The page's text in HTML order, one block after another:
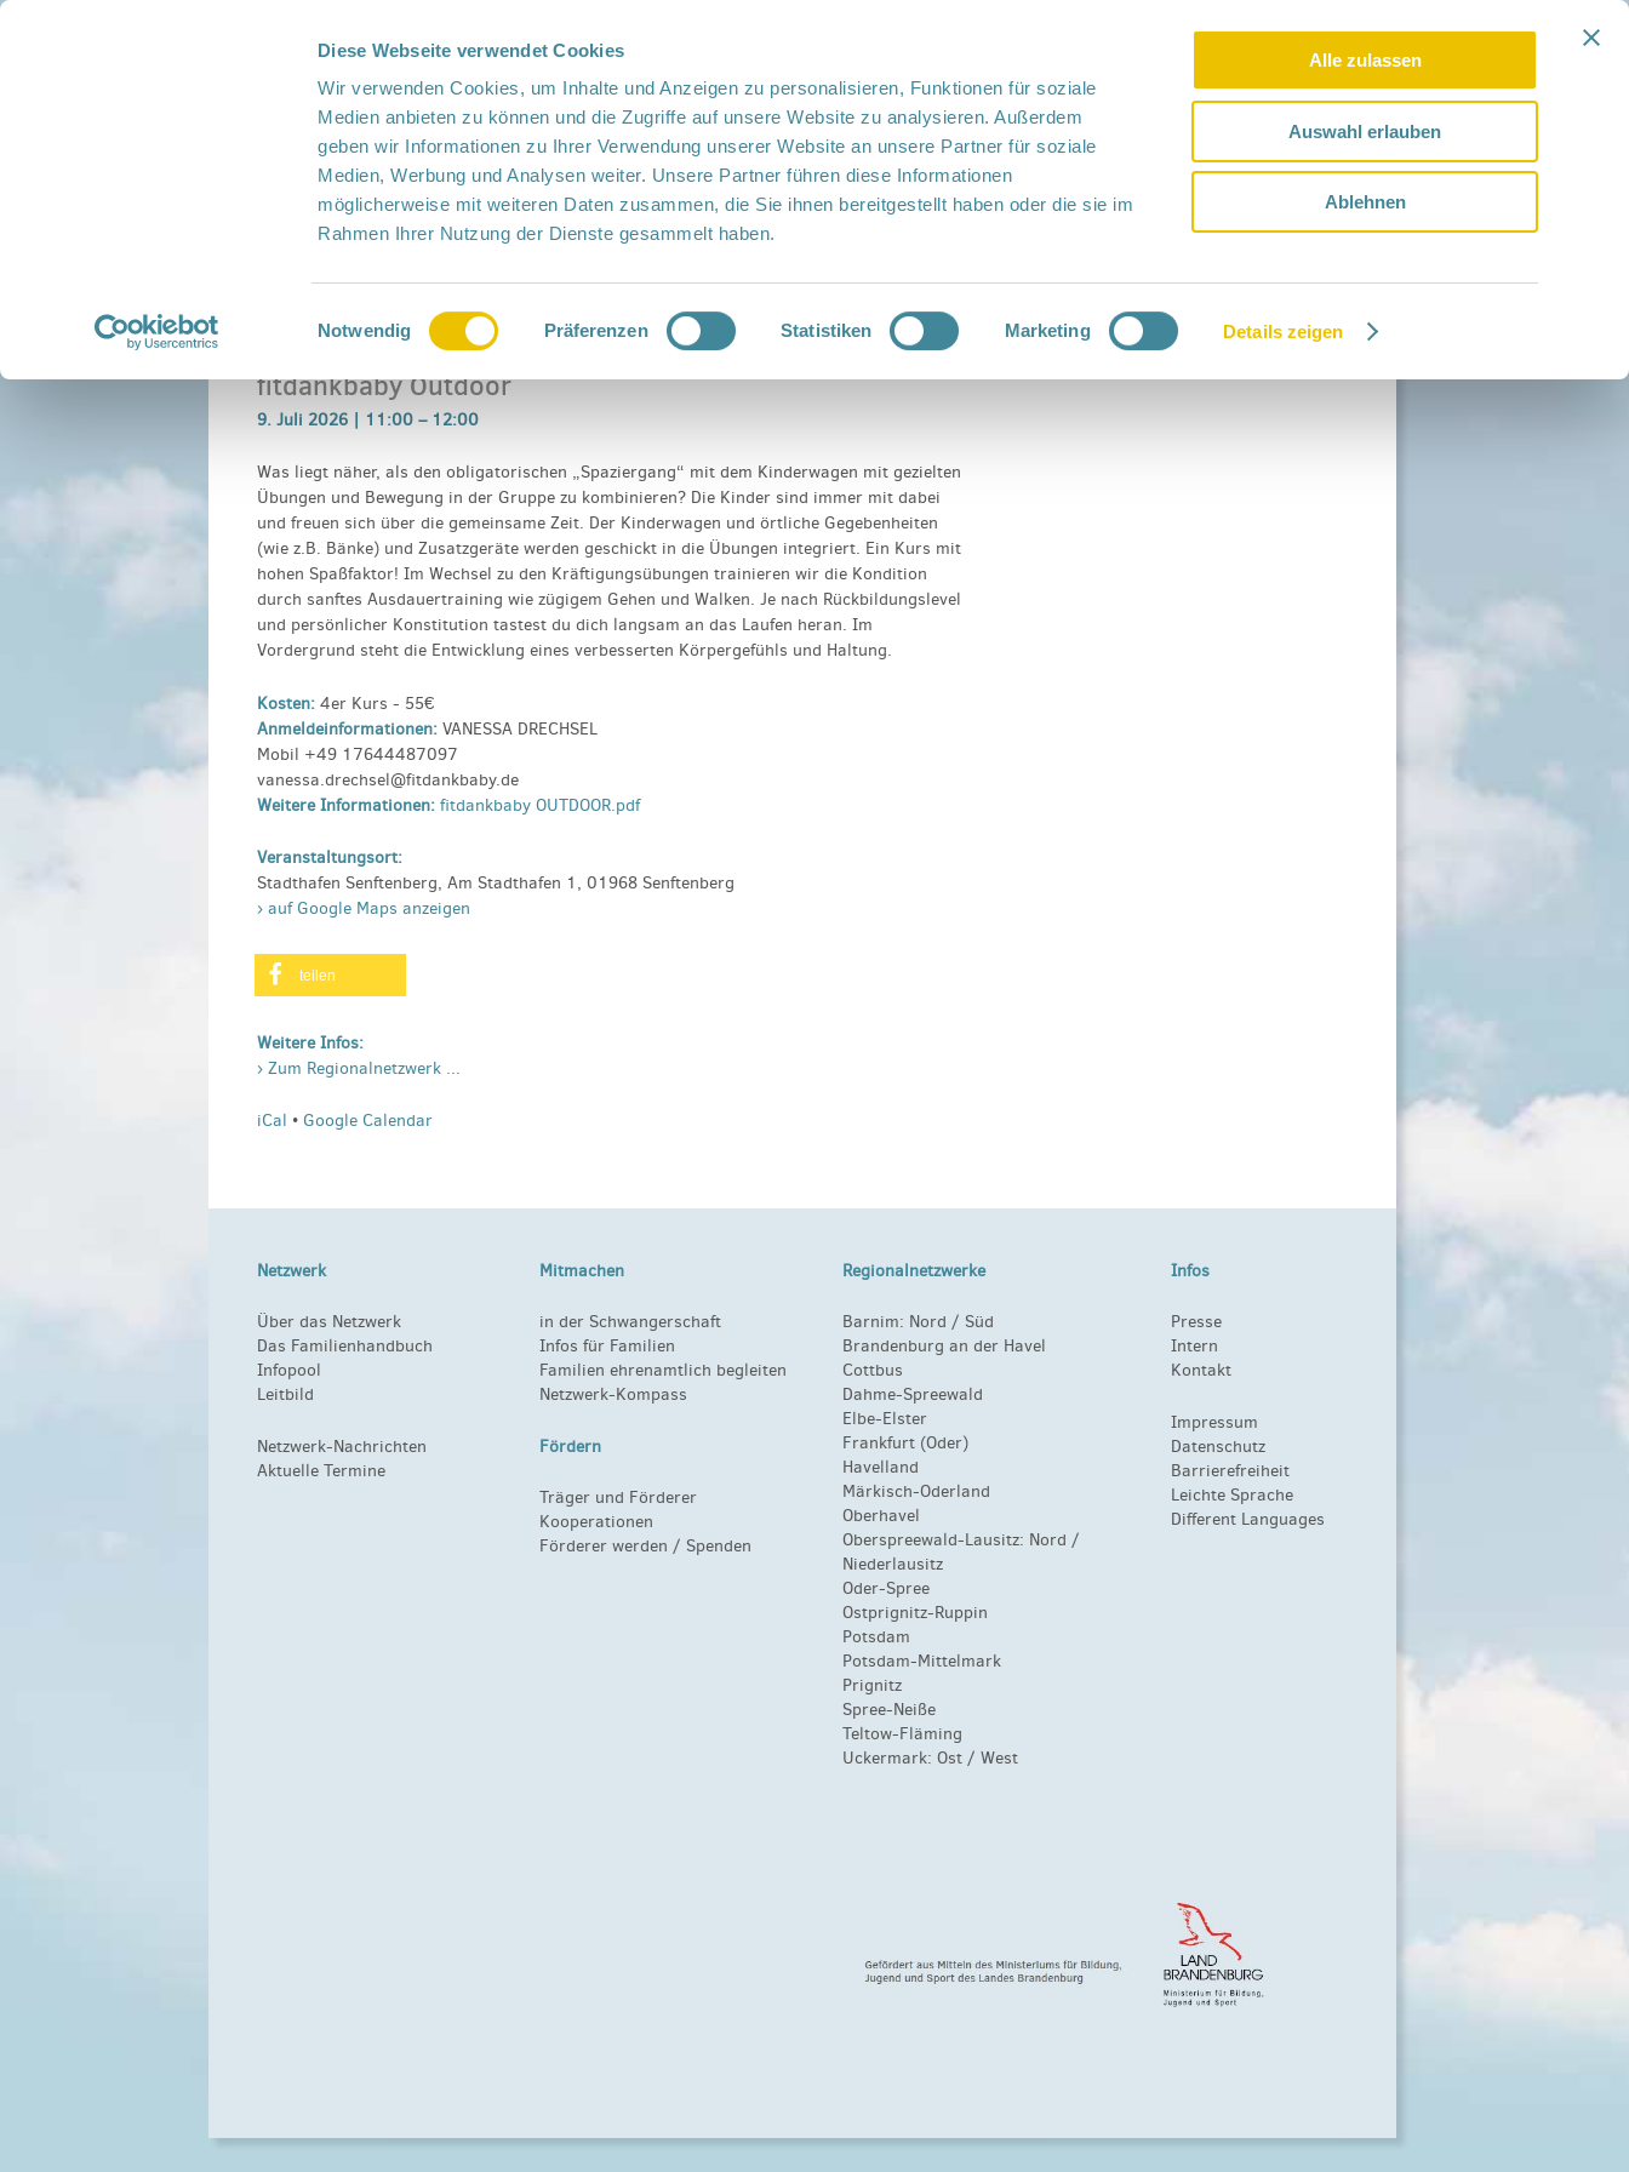
Diese Webseite verwendet Cookies
Wir verwenden Cookies, um Inhalte und Anzeigen zu personalisieren, Funktionen für soziale
Medien anbieten zu können und die Zugriffe auf unsere Website zu analysieren. Außerdem
geben wir Informationen zu Ihrer Verwendung unserer Website an unsere Partner für soziale
Medien, Werbung und Analysen weiter. Unsere Partner führen diese Informationen
möglicherweise mit weiteren Daten zusammen, die Sie ihnen bereitgestellt haben oder die sie im
Rahmen Ihrer Nutzung der Dienste gesammelt haben.
Einwilligungsauswahl
Notwendig Präferenzen Statistiken Marketing Details zeigen
Alle zulassen
Auswahl erlauben
Ablehnen
Intern Netzwerk-Kompass Leichte Sprache
Termine
fitdankbaby Outdoor
fitdankbaby Outdoor
9. Juli 2026 | 11:00 – 12:00
Was liegt näher, als den obligatorischen „Spaziergang“ mit dem Kinderwagen mit gezielten
Übungen und Bewegung in der Gruppe zu kombinieren? Die Kinder sind immer mit dabei
und freuen sich über die gemeinsame Zeit. Der Kinderwagen und örtliche Gegebenheiten
(wie z.B. Bänke) und Zusatzgeräte werden geschickt in die Übungen integriert. Ein Kurs mit
hohen Spaßfaktor! Im Wechsel zu den Kräftigungsübungen trainieren wir die Kondition
durch sanftes Ausdauertraining wie zügigem Gehen und Walken. Je nach Rückbildungslevel
und persönlicher Konstitution tastest du dich langsam an das Laufen heran. Im
Vordergrund steht die Entwicklung eines verbesserten Körpergefühls und Haltung.
Kosten: 4er Kurs - 55€
Anmeldeinformationen: VANESSA DRECHSEL
Mobil +49 17644487097
vanessa.drechsel@fitdankbaby.de
Weitere Informationen: fitdankbaby OUTDOOR.pdf
Veranstaltungsort:
Stadthafen Senftenberg, Am Stadthafen 1, 01968 Senftenberg
› auf Google Maps anzeigen
teilen
Weitere Infos:
› Zum Regionalnetzwerk ...
iCal • Google Calendar
Netzwerk
Über das Netzwerk
Das Familienhandbuch
Infopool
Leitbild
Netzwerk-Nachrichten
Aktuelle Termine
Mitmachen
in der Schwangerschaft
Infos für Familien
Familien ehrenamtlich begleiten
Netzwerk-Kompass
Fördern
Träger und Förderer
Kooperationen
Förderer werden / Spenden
Regionalnetzwerke
Barnim: Nord / Süd
Brandenburg an der Havel
Cottbus
Dahme-Spreewald
Elbe-Elster
Frankfurt (Oder)
Havelland
Märkisch-Oderland
Oberhavel
Oberspreewald-Lausitz: Nord /
Niederlausitz
Oder-Spree
Ostprignitz-Ruppin
Potsdam
Potsdam-Mittelmark
Prignitz
Spree-Neiße
Teltow-Fläming
Uckermark:Ost /West
Infos
Presse
Intern
Kontakt
Impressum
Datenschutz
Barrierefreiheit
Leichte Sprache
Different Languages